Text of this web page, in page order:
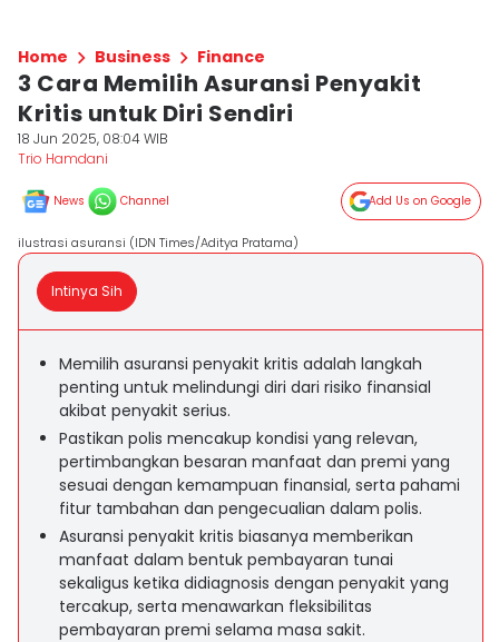
Home Business Finance
3 Cara Memilih Asuransi Penyakit
Kritis untuk Diri Sendiri
18 Jun 2025, 08:04 WIB
Trio Hamdani
News Channel Add Us on Google
ilustrasi asuransi (IDN Times/Aditya Pratama)
Intinya Sih
Memilih asuransi penyakit kritis adalah langkah
penting untuk melindungi diri dari risiko finansial
akibat penyakit serius.
Pastikan polis mencakup kondisi yang relevan,
pertimbangkan besaran manfaat dan premi yang
sesuai dengan kemampuan finansial, serta pahami
fitur tambahan dan pengecualian dalam polis.
Asuransi penyakit kritis biasanya memberikan
manfaat dalam bentuk pembayaran tunai
sekaligus ketika didiagnosis dengan penyakit yang
tercakup, serta menawarkan fleksibilitas
pembayaran premi selama masa sakit.